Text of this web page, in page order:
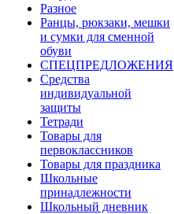
Разное
Ранцы, рюкзаки, мешки
и сумки для сменной
обуви
СПЕЦПРЕДЛОЖЕНИЯ
Средства
индивидуальной
защиты
Тетради
Товары для
первоклассников
Товары для праздника
Школьные
принадлежности
Школьный дневник